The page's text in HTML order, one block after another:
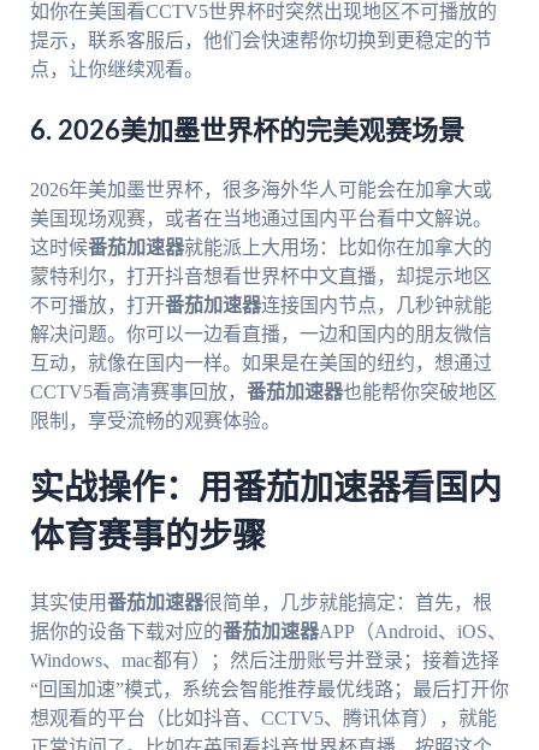
如你在美国看CCTV5世界杯时突然出现地区不可播放的
提示，联系客服后，他们会快速帮你切换到更稳定的节
点，让你继续观看。
6. 2026美加墨世界杯的完美观赛场景
2026年美加墨世界杯，很多海外华人可能会在加拿大或
美国现场观赛，或者在当地通过国内平台看中文解说。
这时候番茄加速器就能派上大用场：比如你在加拿大的
蒙特利尔，打开抖音想看世界杯中文直播，却提示地区
不可播放，打开番茄加速器连接国内节点，几秒钟就能
解决问题。你可以一边看直播，一边和国内的朋友微信
互动，就像在国内一样。如果是在美国的纽约，想通过
CCTV5看高清赛事回放， 番茄加速器也能帮你突破地区
限制，享受流畅的观赛体验。
实战操作：用番茄加速器看国内
体育赛事的步骤
其实使用番茄加速器很简单，几步就能搞定：首先，根
据你的设备下载对应的番茄加速器APP（Android、iOS、
Windows、mac都有）；然后注册账号并登录；接着选择
“回国加速”模式，系统会智能推荐最优线路；最后打开你
想观看的平台（比如抖音、CCTV5、腾讯体育），就能